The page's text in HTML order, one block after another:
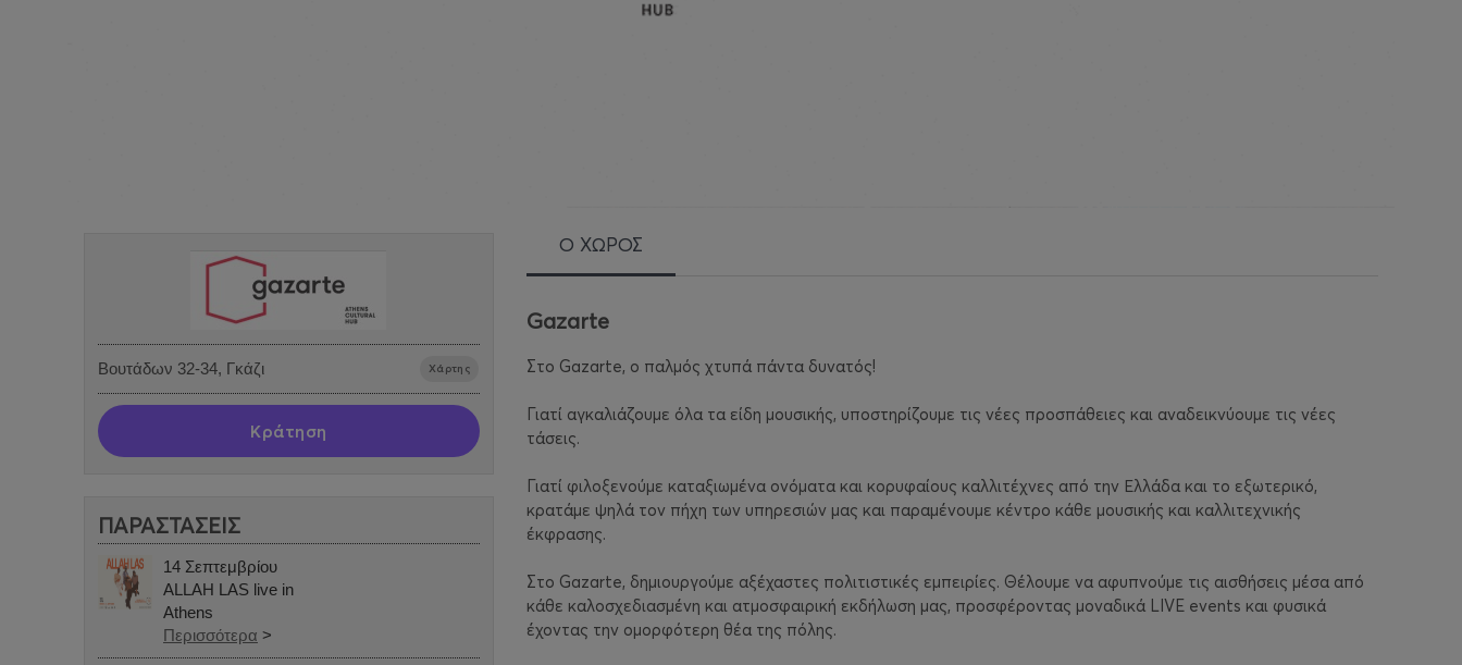
Βουτάδων 32-34, Γκάζι Χάρτης
Κράτηση
ΠΑΡΑΣΤΑΣΕΙΣ
14 Σεπτεμβρίου
ALLAH LAS live in
Athens
Περισσότερα >
Ο ΧΩΡΟΣ
Gazarte
Στo Gazarte, ο παλμός χτυπά πάντα δυνατός!
Γιατί αγκαλιάζουμε όλα τα είδη μουσικής, υποστηρίζουμε τις νέες προσπάθειες και αναδεικνύουμε τις νέες
τάσεις.
Γιατί φιλοξενούμε καταξιωμένα ονόματα και κορυφαίους καλλιτέχνες από την Ελλάδα και το εξωτερικό,
κρατάμε ψηλά τον πήχη των υπηρεσιών μας και παραμένουμε κέντρο κάθε μουσικής και καλλιτεχνικής
έκφρασης.
Στο Gazarte, δημιουργούμε αξέχαστες πολιτιστικές εμπειρίες. Θέλουμε να αφυπνούμε τις αισθήσεις μέσα από
κάθε καλοσχεδιασμένη και ατμοσφαιρική εκδήλωση μας, προσφέροντας μοναδικά LIVE events και φυσικά
έχοντας την ομορφότερη θέα της πόλης.